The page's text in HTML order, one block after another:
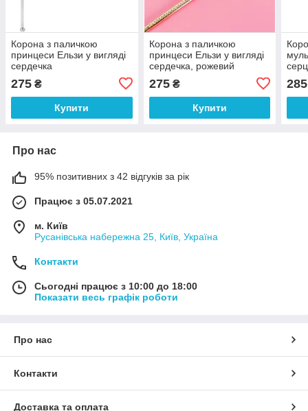
Корона з паличкою
принцеси Ельзи у вигляді
сердечка
275 ₴
Купити
Корона з паличкою
принцеси Ельзи у вигляді
сердечка, рожевий
275₴
Купити
285
Про нас
95% позитивних з 42 відгуків за рік
Працює з 05.07.2021
м. Київ
Русанівська набережна 25, Київ, Україна
Контакти
Сьогодні працює з 10:00 до 18:00
Показати весь графік роботи
Про нас
Контакти
Доставка та оплата